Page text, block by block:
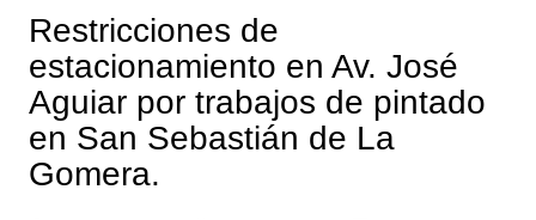
Restricciones de
estacionamiento en Av. José
Aguiar por trabajos de pintado
en San Sebastián de La
Gomera.